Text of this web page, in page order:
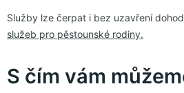
Služby lze čerpat i bez uzavření
služeb pro pěstounské rodiny.
S čím vám